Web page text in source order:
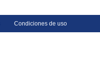
Condiciones de uso